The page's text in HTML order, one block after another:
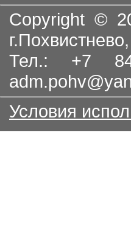
Copyright ©
Тел.: +7
Условия